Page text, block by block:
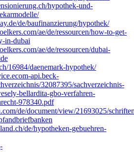
hypothek-und-
de/baufinanzierung/hypothek/
ae/de/ressourcen/how-to-get-
in-dubai
ae/de/ressourcen/dubai-
16984/daenemark-hypothek/
api.beck-
32087395/sachverzeichnis-
bellardita-gbo-verfahren-
978340.pdf
de/document/view/21693025/
de/hypotheken-gebuehren-